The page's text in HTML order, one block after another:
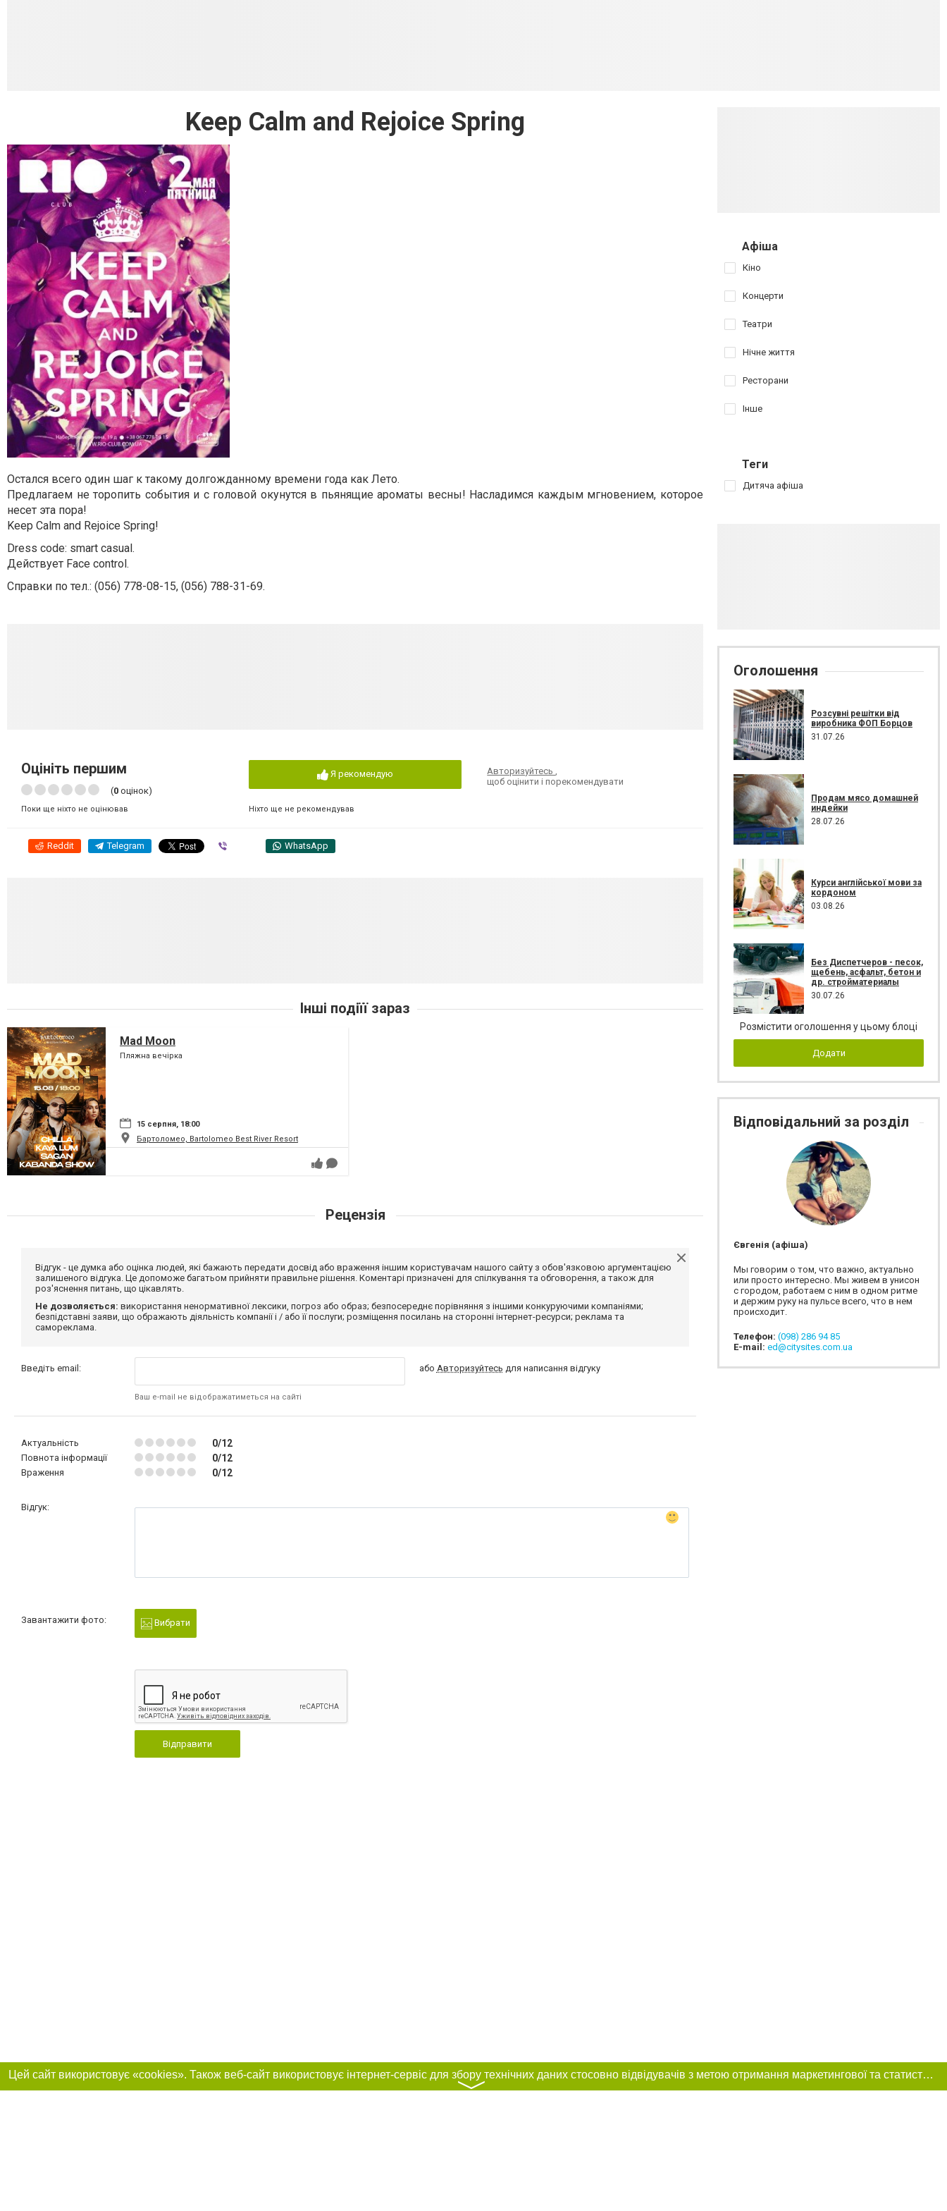
Keep Calm and Rejoice Spring
Остался всего один шаг к такому долгожданному времени года как Лето.
Предлагаем не торопить события и с головой окунутся в пьянящие ароматы весны! Насладимся каждым мгновением, которое
несет эта пора!
Keep Calm and Rejoice Spring!
Dress code: smart casual.
Действует Face control.
Справки по тел.: (056) 778-08-15, (056) 788-31-69.
Оцініть першим
(0 оцінок)
Поки ще ніхто не оцінював
Я рекомендую
Ніхто ще не рекомендував
Авторизуйтесь,
щоб оцінити і порекомендувати
Reddit Telegram WhatsApp
Інші подіїї зараз
Mad Moon
Пляжна вечірка
15 серпня, 18:00
Бартоломео, Bartolomeo Best River Resort
Рецензія
Відгук - це думка або оцінка людей, які бажають передати досвід або враження іншим користувачам нашого сайту з обов'язковою аргументацією
залишеного відгука. Це допоможе багатьом прийняти правильне рішення. Коментарі призначені для спілкування та обговорення, а також для
роз'яснення питань, що цікавлять.
Не дозволяється: використання ненормативної лексики, погроз або образ; безпосереднє порівняння з іншими конкуруючими компаніями;
безпідставні заяви, що ображають діяльність компанії і / або її послуги; розміщення посилань на сторонні інтернет-ресурси; реклама та
самореклама.
Введіть email:
Ваш e-mail не відображатиметься на сайті
або Авторизуйтесь для написання відгуку
Актуальність 0/12
Повнота інформації 0/12
Враження 0/12
Відгук:
Завантажити фото: Вибрати
Відправити
Афіша
Кіно
Концерти
Театри
Нічне життя
Ресторани
Інше
Теги
Дитяча афіша
Оголошення
Розсувні решітки від
виробника ФОП Борцов
31.07.26
Продам мясо домашней
индейки
28.07.26
Курси англійської мови за
кордоном
03.08.26
Без Диспетчеров - песок,
щебень, асфальт, бетон и
др. стройматериалы
30.07.26
Розмістити оголошення у цьому блоці
Додати
Відповідальний за розділ
Євгенія (афіша)
Мы говорим о том, что важно, актуально
или просто интересно. Мы живем в унисон
с городом, работаем с ним в одном ритме
и держим руку на пульсе всего, что в нем
происходит.
Телефон: (098) 286 94 85
E-mail: ed@citysites.com.ua
Цей сайт використовує «cookies». Також веб-сайт використовує інтернет-сервіс для збору технічних даних стосовно відвідувачів з метою отримання маркетингової та статистичної інформації. Умови обробки даних відвідувачів сайту див.
〉